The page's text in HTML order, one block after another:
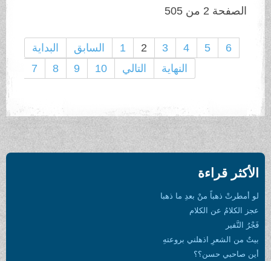
الصفحة 2 من 505
البداية السابق
التالي النهاية
الأكثر قراءة
لو أمطرتْ ذهباً منْ بعدِ ما ذهبا
عجز الكلامُ عن الكلام
فَجْرُ النَّفير
بيتٌ من الشعرِ اذهلني بروعتهِ
أين صاحبي حسن؟؟